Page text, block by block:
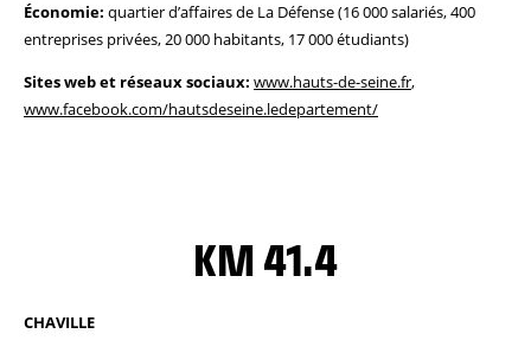
Économie: quartier d’affaires de La Défense (16 000 salariés, 400
entreprises privées, 20 000 habitants, 17 000 étudiants)
Sites web et réseaux sociaux: www.hauts-de-seine.fr,
www.facebook.com/hautsdeseine.ledepartement/
KM 41.4
CHAVILLE